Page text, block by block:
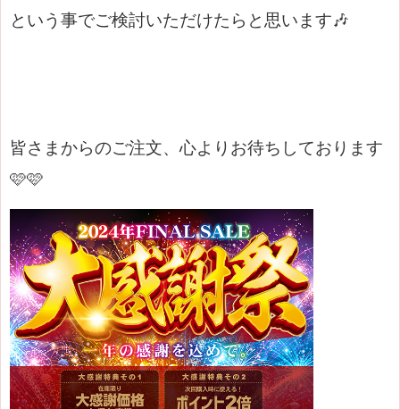
という事でご検討いただけたらと思います🎶
皆さまからのご注文、心よりお待ちしております
🩷🩷